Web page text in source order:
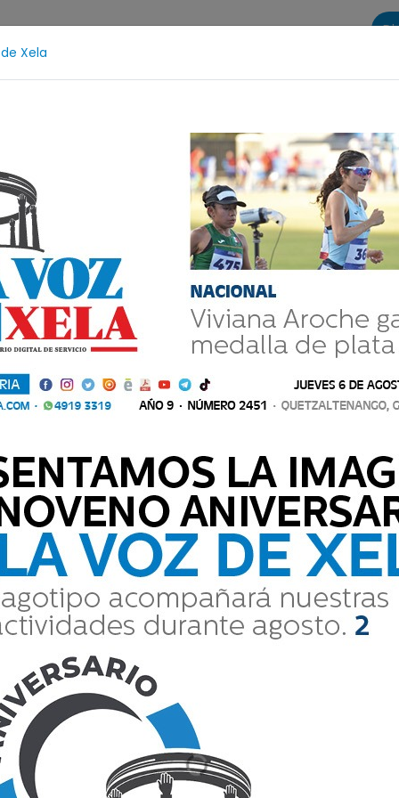
Xela
La Voz de Xela Sports Contáctanos LA VOZ 25
y Adolescencia Protección Infantil
del miércoles
cuentas de redes sociales: Facebook: La